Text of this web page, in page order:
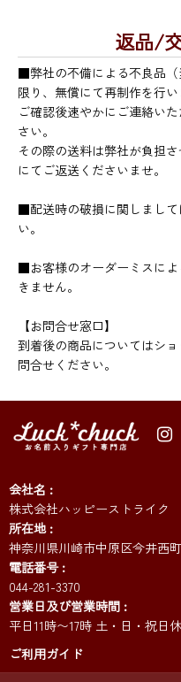
返品/
■弊社の不備による不良品
限り、無償にて再制作を行い
ご確認後速やかにご連絡い
さい。
その際の送料は弊社が負担
にてご返送くださいませ。
■配送時の破損に関しまし
い。
■お客様のオーダーミスに
きません。
【お問合せ窓口】
到着後の商品についてはシ
問合せください。
会社名
株式会社ハッピーストライク
所在地
神奈川県川崎市中原区今井西
電話番号
044-281-3370
営業日及び営業時間
平日11時〜17時 土・日・祝日
ご利用ガイド